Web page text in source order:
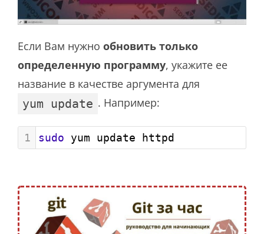
Если Вам нужно обновить только
определенную программу, укажите ее
название в качестве аргумента для
yum update . Например:
1 sudo yum update httpd